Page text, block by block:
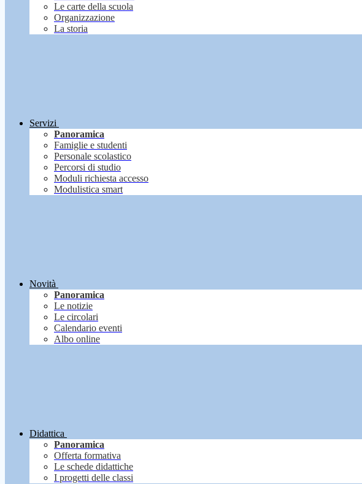
Le carte della scuola
Organizzazione
La storia
Servizi
Panoramica
Famiglie e studenti
Personale scolastico
Percorsi di studio
Moduli richiesta accesso
Modulistica smart
Novità
Panoramica
Le notizie
Le circolari
Calendario eventi
Albo online
Didattica
Panoramica
Offerta formativa
Le schede didattiche
I progetti delle classi